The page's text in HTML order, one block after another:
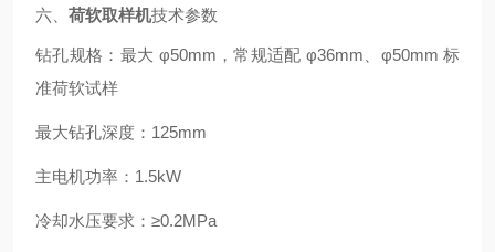
六、 荷软取样机技术参数
钻孔规格：最大 φ50mm，常规适配 φ36mm、φ50mm 标
准荷软试样
最大钻孔深度：125mm
主电机功率：1.5kW
冷却水压要求：≥0.2MPa